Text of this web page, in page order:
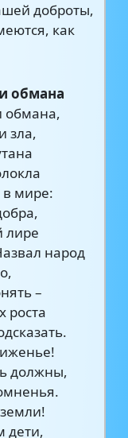
доброты,
как
обмана
обмана,
зла,
в мире:
лире
народ
–
роста
должны,
дети,